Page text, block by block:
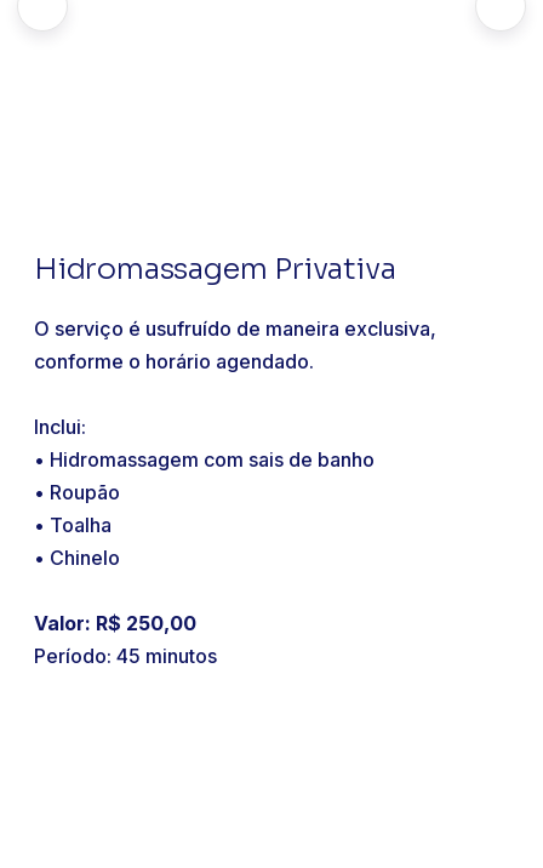
Hidromassagem Privativa
O serviço é usufruído de maneira exclusiva,
conforme o horário agendado.
Inclui:
• Hidromassagem com sais de banho
• Roupão
• Toalha
• Chinelo
Valor: R$ 250,00
Período: 45 minutos